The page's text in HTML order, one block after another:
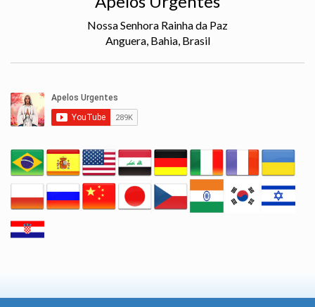
Nossa Senhora Rainha da Paz
Anguera, Bahia, Brasil